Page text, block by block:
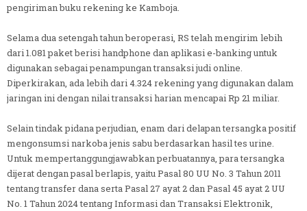
pengiriman buku rekening ke Kamboja.
Selama dua setengah tahun beroperasi, RS telah mengirim lebih
dari 1.081 paket berisi handphone dan aplikasi e-banking untuk
digunakan sebagai penampungan transaksi judi online.
Diperkirakan, ada lebih dari 4.324 rekening yang digunakan dalam
jaringan ini dengan nilai transaksi harian mencapai Rp 21 miliar.
Selain tindak pidana perjudian, enam dari delapan tersangka positif
mengonsumsi narkoba jenis sabu berdasarkan hasil tes urine.
Untuk mempertanggungjawabkan perbuatannya, para tersangka
dijerat dengan pasal berlapis, yaitu Pasal 80 UU No. 3 Tahun 2011
tentang transfer dana serta Pasal 27 ayat 2 dan Pasal 45 ayat 2 UU
No. 1 Tahun 2024 tentang Informasi dan Transaksi Elektronik,